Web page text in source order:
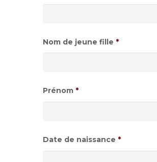
Nom de jeune fille *
Prénom *
Date de naissance *